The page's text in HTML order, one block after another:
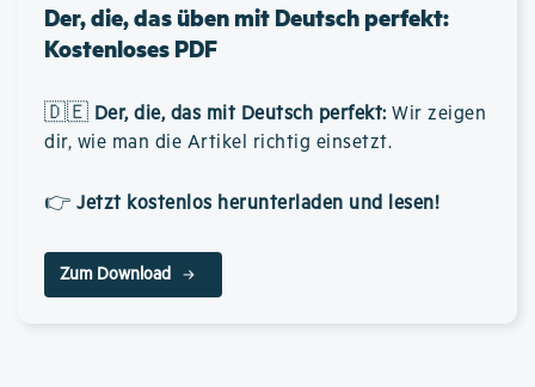
Der, die, das üben mit Deutsch perfekt:
Kostenloses PDF
🇩🇪 Der, die, das mit Deutsch perfekt: Wir zeigen
dir, wie man die Artikel richtig einsetzt.
👉 Jetzt kostenlos herunterladen und lesen!
Zum Download